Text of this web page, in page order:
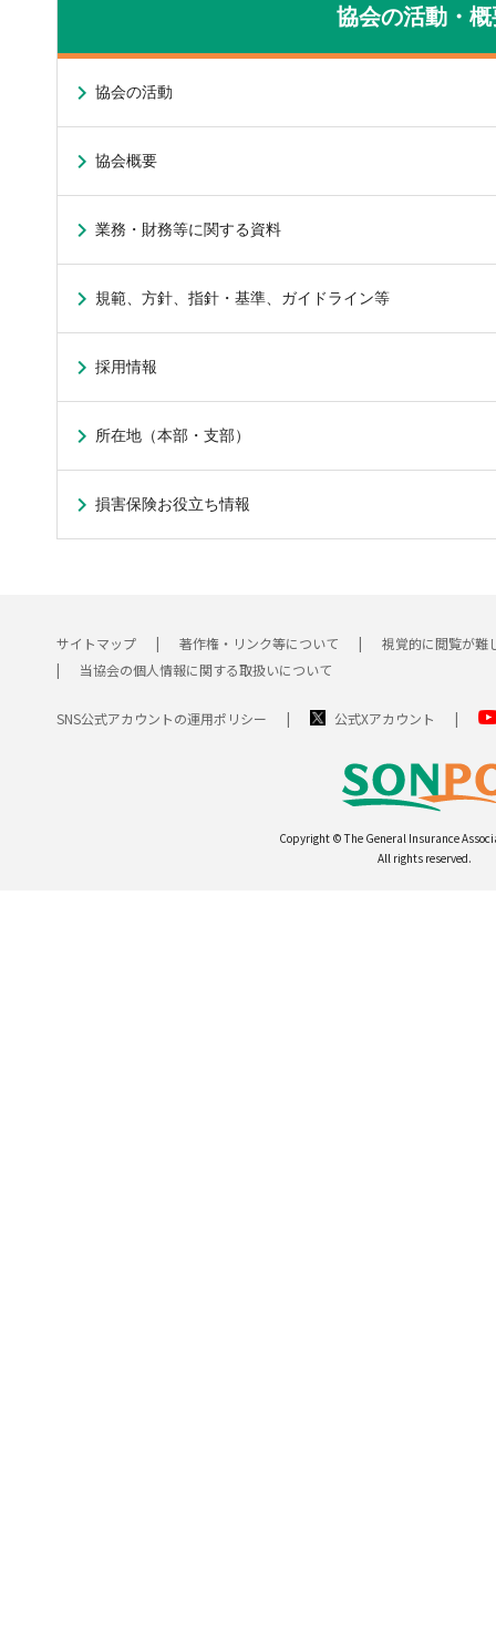
協会の活動・概
協会の活動
協会概要
業務・財務等に関する資料
規範、方針、指針・基準、ガイドライン等
採用情報
所在地（本部・支部）
損害保険お役立ち情報
サイトマップ 著作権・リンク等について
視覚的に閲覧が難
当協会の個人情報に関する取扱いについて
SNS公式アカウントの運用ポリシー 公式Xアカウント
Copyright © The General Insurance
All rights reserved.